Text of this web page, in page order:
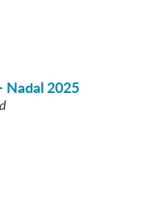
Nadal 2025